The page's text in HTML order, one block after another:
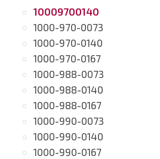
10009700140
1000-970-0073
1000-970-0140
1000-970-0167
1000-988-0073
1000-988-0140
1000-988-0167
1000-990-0073
1000-990-0140
1000-990-0167